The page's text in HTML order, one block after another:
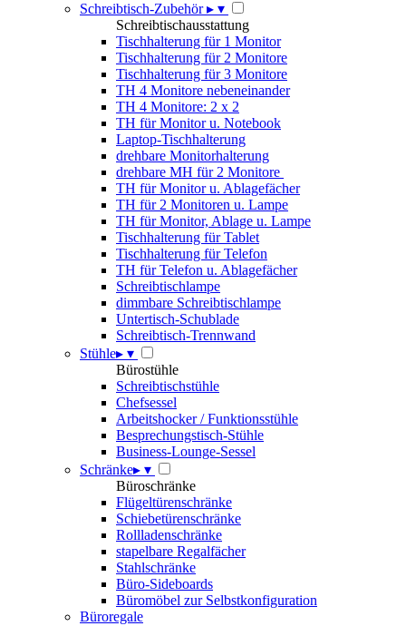
Schreibtisch-Zubehör▸ ▾
Schreibtischausstattung
Tischhalterung für 1 Monitor
Tischhalterung für 2 Monitore
Tischhalterung für 3 Monitore
TH 4 Monitore nebeneinander
TH 4 Monitore: 2 x 2
TH für Monitor u. Notebook
Laptop-Tischhalterung
drehbare Monitorhalterung
drehbare MH für 2 Monitore
TH für Monitor u. Ablagefächer
TH für 2 Monitoren u. Lampe
TH für Monitor, Ablage u. Lampe
Tischhalterung für Tablet
Tischhalterung für Telefon
TH für Telefon u. Ablagefächer
Schreibtischlampe
dimmbare Schreibtischlampe
Untertisch-Schublade
Schreibtisch-Trennwand
Stühle▸ ▾
Bürostühle
Schreibtischstühle
Chefsessel
Arbeitshocker / Funktionsstühle
Besprechungstisch-Stühle
Business-Lounge-Sessel
Schränke▸ ▾
Büroschränke
Flügeltürenschränke
Schiebetürenschränke
Rollladenschränke
stapelbare Regalfächer
Stahlschränke
Büro-Sideboards
Büromöbel zur Selbstkonfiguration
Büroregale